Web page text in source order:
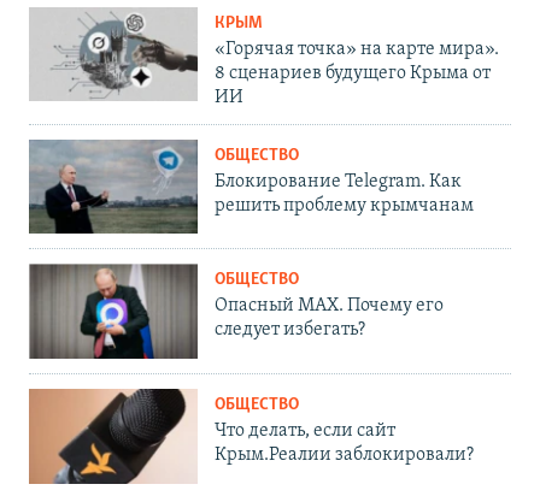
КРЫМ
«Горячая точка» на карте мира».
8 сценариев будущего Крыма от
ИИ
ОБЩЕСТВО
Блокирование Telegram. Как
решить проблему крымчанам
ОБЩЕСТВО
Опасный MAX. Почему его
следует избегать?
ОБЩЕСТВО
Что делать, если сайт
Крым.Реалии заблокировали?